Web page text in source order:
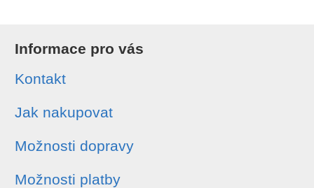
Informace pro vás
Kontakt
Jak nakupovat
Možnosti dopravy
Možnosti platby